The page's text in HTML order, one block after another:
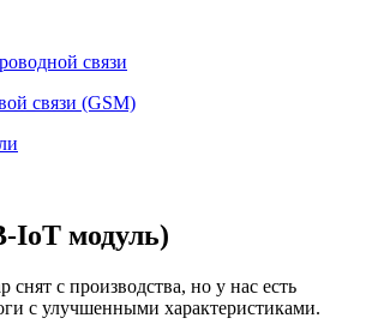
связи
связи (GSM)
IoT модуль)
с производства, но у нас есть
с улучшенными характеристиками.